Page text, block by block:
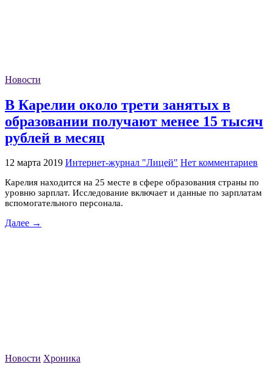
Новости
В Карелии около трети занятых в
образовании получают менее 15 тысяч
рублей в месяц
12 марта 2019 Интернет-журнал "Лицей" Нет комментариев
Карелия находится на 25 месте в сфере образования страны по
уровню зарплат. Исследование включает и данные по зарплатам
вспомогательного персонала.
Далее →
Новости Хроника